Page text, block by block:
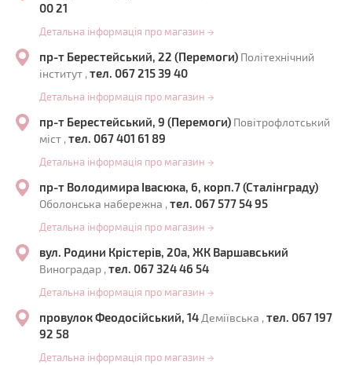
00 21
Детальна інформація про магазин →
пр-т Берестейський, 22 (Перемоги) Політехнічний
інститут , тел. 067 215 39 40
Детальна інформація про магазин →
пр-т Берестейський, 9 (Перемоги) Повітрофлотський
міст , тел. 067 401 61 89
Детальна інформація про магазин →
пр-т Володимира Івасюка, 6, корп.7 (Сталінграду)
Оболонська набережна , тел. 067 577 54 95
Детальна інформація про магазин →
вул. Родини Крістерів, 20а, ЖК Варшавський
Виноградар , тел. 067 324 46 54
Детальна інформація про магазин →
провулок Феодосійський, 14 Деміївська , тел. 067 197
92 58
Детальна інформація про магазин →